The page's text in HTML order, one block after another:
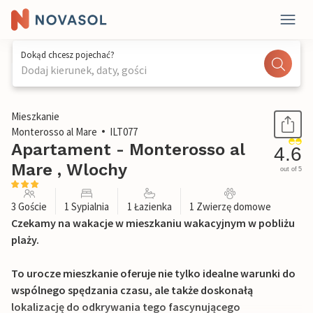
Dokąd chcesz pojechać?
Dodaj kierunek, daty, gości
1 / 19
Mieszkanie
Monterosso al Mare
ILT077
Apartament - Monterosso al
Mare , Wlochy
4.6
out of 5
3 Goście 1 Sypialnia 1 Łazienka 1 Zwierzę domowe
Czekamy na wakacje w mieszkaniu wakacyjnym w pobliżu
plaży.
To urocze mieszkanie oferuje nie tylko idealne warunki do
wspólnego spędzania czasu, ale także doskonałą
lokalizację do odkrywania tego fascynującego